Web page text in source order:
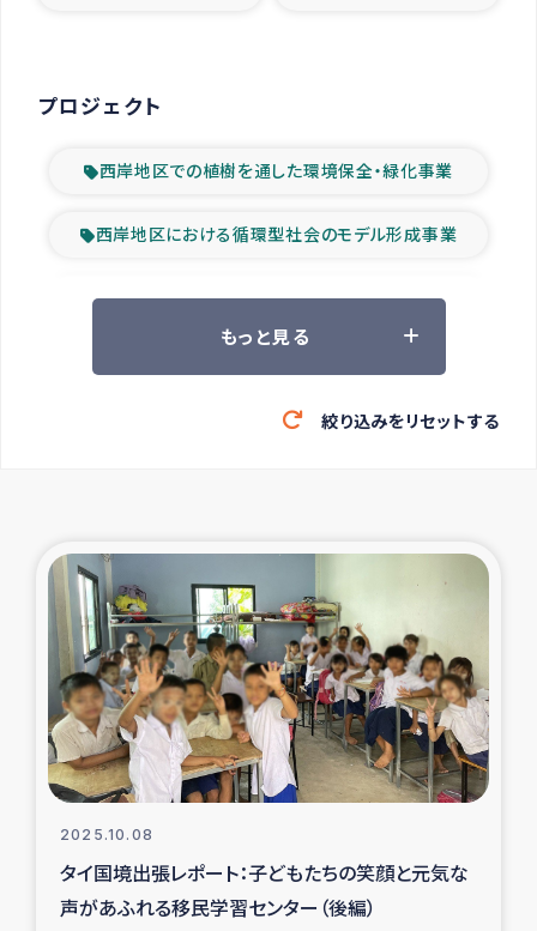
プロジェクト
西岸地区での植樹を通した環境保全・緑化事業
西岸地区における循環型社会のモデル形成事業
ツアー参加者の声
緊急救援の時代
東ティモール豪雨緊急支援
大雨による洪水被災者支援
カカオ生産者支援事業
シリア国内避難民・帰還民の生活再建支援
トルコにおけるシリア難民支援事業
インドネシア中部 スラウェシの地震・津波被災者支援
もっと見る
絞り込みをリセットする
2025.10.08
タイ国境出張レポート：子どもたちの笑顔と元気な
声があふれる移民学習センター（後編）